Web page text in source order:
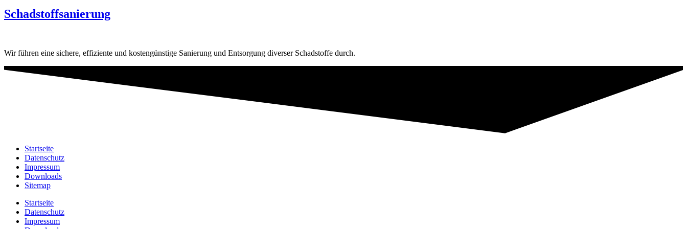
Schadstoffsanierung
Wir führen eine sichere, effiziente und kostengünstige Sanierung und Entsorgung diverser Schadstoffe durch.
Startseite
Datenschutz
Impressum
Downloads
Sitemap
Startseite
Datenschutz
Impressum